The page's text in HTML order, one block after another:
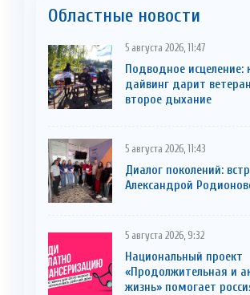
Областные новости
5 августа 2026, 11:47
Подводное исцеление:
дайвинг дарит
второе дыхание
5 августа 2026, 11:43
Диалог поколений:
Александрой
5 августа 2026, 9:32
Национальный проект
«Продолжительная и
жизнь» помогает